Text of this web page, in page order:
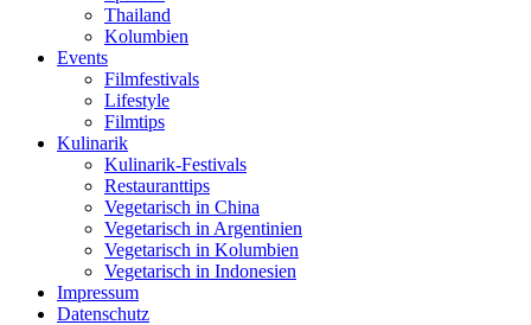
Thailand
Kolumbien
Events
Filmfestivals
Lifestyle
Filmtips
Kulinarik
Kulinarik-Festivals
Restauranttips
Vegetarisch in China
Vegetarisch in Argentinien
Vegetarisch in Kolumbien
Vegetarisch in Indonesien
Impressum
Datenschutz